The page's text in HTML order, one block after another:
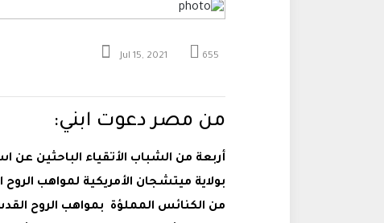
Jul 15, 2021 655
من مصر دعوت ابني:
أربعة من الشباب الأتقياء الباحثين عن
بولاية ميتشجان الأمريكية لمواهب
من الكنائس المملؤة بمواهب الروح